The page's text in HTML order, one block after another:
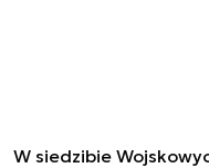
W siedzibie